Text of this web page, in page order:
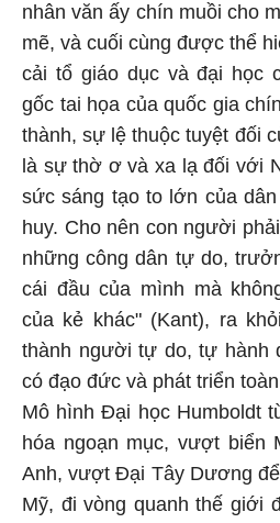
nhân văn ấy chín muồi cho
mẽ, và cuối cùng được thể
cải tổ giáo dục và đại học
gốc tai họa của quốc gia
thành, sự lệ thuộc tuyệt đối
là sự thờ ơ và xa lạ đối với
sức sáng tạo to lớn của
huy. Cho nên con người
những công dân tự do,
cái đầu của mình mà
của kẻ khác" (Kant), ra
thành người tự do, tự hành
có đạo đức và phát triển
Mô hình Đại học Humboldt
hóa ngoạn mục, vượt biển
Anh, vượt Đại Tây Dương
Mỹ, đi vòng quanh thế giới